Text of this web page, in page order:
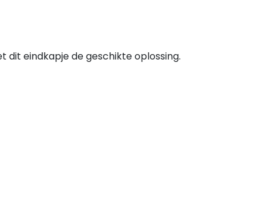
dit eindkapje de geschikte oplossing.